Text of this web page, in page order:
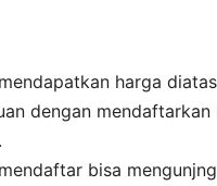
harga
dengan mendaftarkan
bisa